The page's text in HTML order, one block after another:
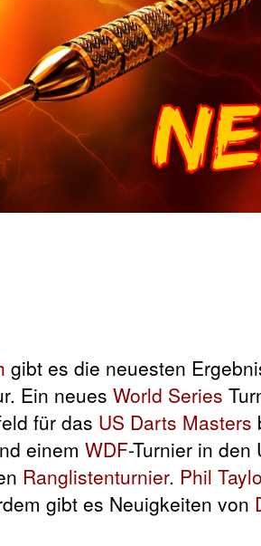
gibt es die neuesten
Ein neues World Series
für das US Darts Masters
einem WDF-Turnier in den
Ranglistenturnier. Phil
gibt es Neuigkeiten von